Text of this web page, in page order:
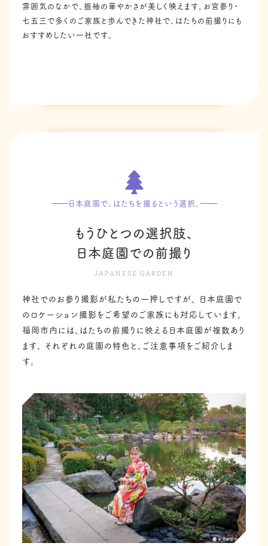
雰囲気のなかで、振袖の華やかさが美しく映えます。お宮参り・
七五三で多くのご家族と歩んできた神社で、はたちの前撮りにも
おすすめしたい一社です。
日本庭園で、はたちを撮るという選択。
もうひとつの選択肢、
日本庭園での前撮り
JAPANESE GARDEN
神社でのお参り撮影が私たちの一押しですが、
日本庭園で
のロケーション撮影をご希望のご家族にも対応しています。
福岡市内には、はたちの前撮りに映える日本庭園が複数あり
ます。
それぞれの庭園の特色と、ご注意事項をご紹介しま
す。